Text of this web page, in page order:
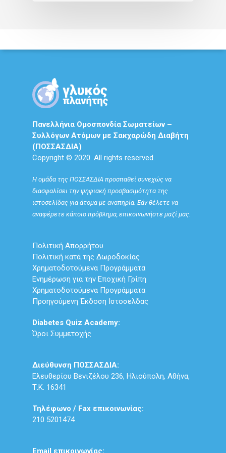
Πανελλήνια Ομοσπονδία Σωματείων –
Συλλόγων Ατόμων με Σακχαρώδη Διαβήτη
(ΠΟΣΣΑΣΔΙΑ)
Copyright © 2020. All rights reserved.
Η ομάδα της ΠΟΣΣΑΣΔΙΑ προσπαθεί συνεχώς να
διασφαλίσει την ψηφιακή προσβασιμότητα της
ιστοσελίδας για άτομα με αναπηρία. Εάν θέλετε να
αναφέρετε κάποιο πρόβλημα, επικοινωνήστε μαζί μας.
Πολιτική Απορρήτου
Πολιτική κατά της Δωροδοκίας
Χρηματοδοτούμενα Προγράμματα
Ενημέρωση για την Εποχική Γρίπη
Χρηματοδοτούμενα Προγράμματα
Προηγούμενη Έκδοση Ιστοσελδας
Diabetes Quiz Academy:
Όροι Συμμετοχής
Διεύθυνση ΠΟΣΣΑΣΔΙΑ:
Ελευθερίου Βενιζέλου 236, Ηλιούπολη, Αθήνα,
Τ.Κ. 16341
Τηλέφωνο / Fax επικοινωνίας:
210 5201474
Email επικοινωνίας: